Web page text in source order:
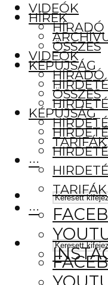
VIDEÓK
HÍRADÓ
ÖSSZES
KÉPÚJSÁG
TARIFÁK
···
HÍREK
VIDEÓK
HÍRADÓ
ÖSSZES
KÉPÚJSÁG
TARIFÁK
···